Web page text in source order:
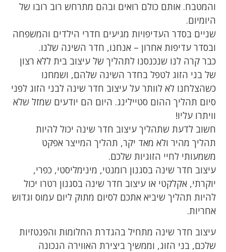
והמטבח. אותם כולם רואים ובהם מתרחש רוב רובו של
היומיום.
שניים בסדר העדיפויות מגיעים חדרי הילדים והמשפחה
ובסדר עדיפות אחרון – אנחנו, חדר השינה שלנו.
כבר קרה לנו שנכנסנו לתהליך של עיצוב בית ללא רצון
של בני הזוג לטפל בחדר השינה שלהם, ושמחנו
כשהצלחנו לא לוותר על עיצוב חדר שינה לבני הזוג לפני
סיום תהליך ההום סטיילינג. היום הם יודעים שמזל שלא
וויתרו עליו!
חשוב לדעת שתהליך עיצוב חדר שינה יכול להיות
תהליך מהיר ולא מאד יקר, תהליך המייצר אפקט
משמעותי לחיי הזוגיות שלכם.
עיצוב חדר שינה בסגנון רומנטי, מינימליסטי, כפרי,
יוקרתי, אקלקטי או עיצוב חדר שינה בסגנון רטרו יכול
להיות תהליך שיביא אתכם לסיום מתוק ליום עמוס וגדוש
אחריות.
עיצוב חדר שינה מתחיל בהגדרת החלומות והפנטזיות
שלכם, בני הזוג, וממשיך ביצירת האווירה הנכונה